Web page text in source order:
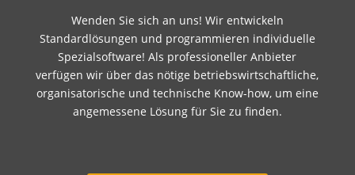
Wenden Sie sich an uns! Wir entwickeln
Standardlösungen und programmieren individuelle
Spezialsoftware! Als professioneller Anbieter
verfügen wir über das nötige betriebswirtschaftliche,
organisatorische und technische Know-how, um eine
angemessene Lösung für Sie zu finden.